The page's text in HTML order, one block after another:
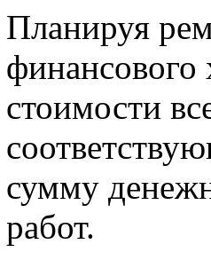
Планируя
финансового
стоимости
сумму
работ.